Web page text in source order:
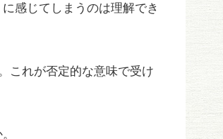
感じてしまうのは理解でき
これが否定的な意味で受け